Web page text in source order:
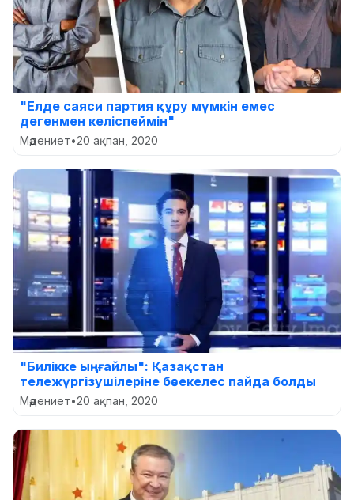
"Елде саяси партия құру мүмкін емес
дегенмен келіспеймін"
Мәдениет•20 ақпан, 2020
"Билікке ыңғайлы": Қазақстан
тележүргізушілеріне бәсекелес пайда болды
Мәдениет•20 ақпан, 2020